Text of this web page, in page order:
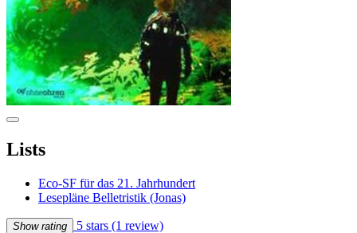
Lists
Eco-SF für das 21. Jahrhundert
Lesepläne Belletristik (Jonas)
Show rating 5 stars (1 review)